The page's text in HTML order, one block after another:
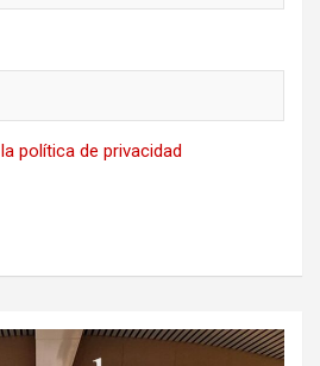
la política de privacidad